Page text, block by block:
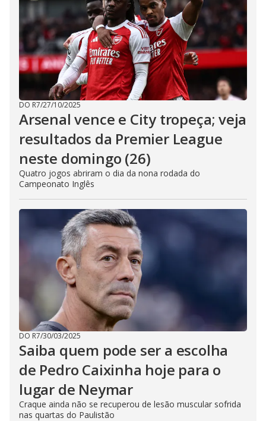
DO R7/27/10/2025
Arsenal vence e City tropeça; veja
resultados da Premier League
neste domingo (26)
Quatro jogos abriram o dia da nona rodada do
Campeonato Inglês
DO R7/30/03/2025
Saiba quem pode ser a escolha
de Pedro Caixinha hoje para o
lugar de Neymar
Craque ainda não se recuperou de lesão muscular sofrida
nas quartas do Paulistão